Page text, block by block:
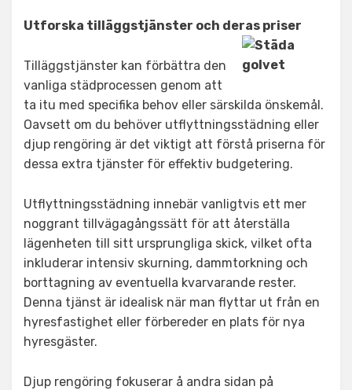
Utforska tilläggstjänster och deras priser
Tilläggstjänster kan förbättra den
vanliga städprocessen genom att
ta itu med specifika behov eller särskilda önskemål.
Oavsett om du behöver utflyttningsstädning eller
djup rengöring är det viktigt att förstå priserna för
dessa extra tjänster för effektiv budgetering.
Utflyttningsstädning innebär vanligtvis ett mer
noggrant tillvägagångssätt för att återställa
lägenheten till sitt ursprungliga skick, vilket ofta
inkluderar intensiv skurning, dammtorkning och
borttagning av eventuella kvarvarande rester.
Denna tjänst är idealisk när man flyttar ut från en
hyresfastighet eller förbereder en plats för nya
hyresgäster.
Djup rengöring fokuserar å andra sidan på